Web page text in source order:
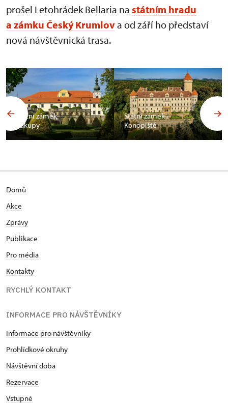
prošel Letohrádek Bellaria na státním hradu
a zámku Český Krumlova od září ho představí
nová návštěvnická trasa.
Státní zámek
Zákupy
Státní zámek
Konopiště
Domů
Akce
Zprávy
Publikace
Pro média
Kontakty
RYCHLÝ KONTAKT
INFORMACE PRO NÁVŠTĚVNÍKY
Informace pro návštěvníky
Prohlídkové okruhy
Návštěvní doba
Rezervace
Vstupné